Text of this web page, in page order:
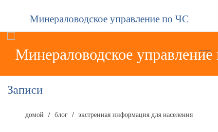
Минераловодское управление по ЧС
Записи
домой блог экстренная информация для населения